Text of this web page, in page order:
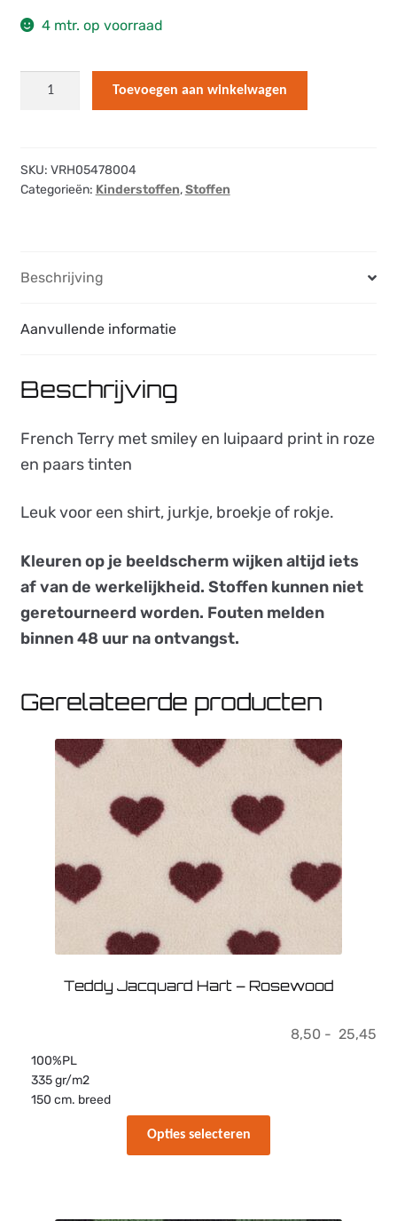
4 mtr. op voorraad
French
-
Paars
Toevoegen aan winkelwagen
SKU: VRH05478004
Categorieën: Kinderstoffen,Stoffen
Beschrijving
Aanvullende informatie
Beschrijving
French Terry met smiley en luipaard print in roze
en paars tinten
Leuk voor een shirt, jurkje, broekje of rokje.
Kleuren op je beeldscherm wijken altijd iets
af van de werkelijkheid. Stoffen kunnen niet
geretourneerd worden. Fouten melden
binnen 48 uur na ontvangst.
Gerelateerde producten
Teddy Jacquard Hart – Rosewood
8,50 - 25,45
100%PL
335 gr/m2
150 cm. breed
Opties selecteren